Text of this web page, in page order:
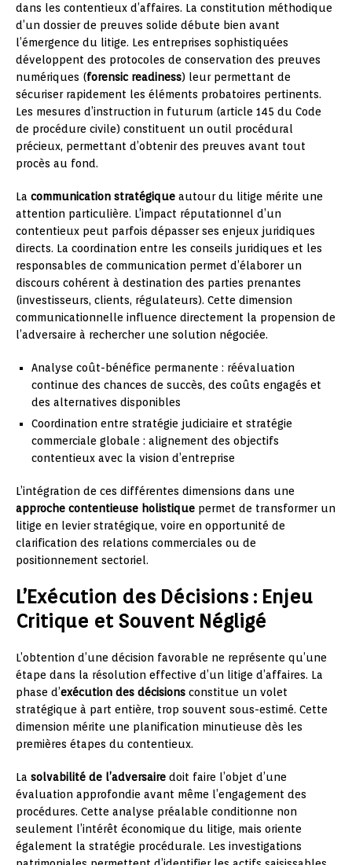
dans les contentieux d’affaires. La constitution méthodique
d’un dossier de preuves solide débute bien avant
l’émergence du litige. Les entreprises sophistiquées
développent des protocoles de conservation des preuves
numériques (forensic readiness) leur permettant de
sécuriser rapidement les éléments probatoires pertinents.
Les mesures d’instruction in futurum (article 145 du Code
de procédure civile) constituent un outil procédural
précieux, permettant d’obtenir des preuves avant tout
procès au fond.
La communication stratégique autour du litige mérite une
attention particulière. L’impact réputationnel d’un
contentieux peut parfois dépasser ses enjeux juridiques
directs. La coordination entre les conseils juridiques et les
responsables de communication permet d’élaborer un
discours cohérent à destination des parties prenantes
(investisseurs, clients, régulateurs). Cette dimension
communicationnelle influence directement la propension de
l’adversaire à rechercher une solution négociée.
Analyse coût-bénéfice permanente : réévaluation
continue des chances de succès, des coûts engagés et
des alternatives disponibles
Coordination entre stratégie judiciaire et stratégie
commerciale globale : alignement des objectifs
contentieux avec la vision d’entreprise
L’intégration de ces différentes dimensions dans une
approche contentieuse holistique permet de transformer un
litige en levier stratégique, voire en opportunité de
clarification des relations commerciales ou de
positionnement sectoriel.
L’Exécution des Décisions : Enjeu
Critique et Souvent Négligé
L’obtention d’une décision favorable ne représente qu’une
étape dans la résolution effective d’un litige d’affaires. La
phase d’exécution des décisions constitue un volet
stratégique à part entière, trop souvent sous-estimé. Cette
dimension mérite une planification minutieuse dès les
premières étapes du contentieux.
La solvabilité de l’adversaire doit faire l’objet d’une
évaluation approfondie avant même l’engagement des
procédures. Cette analyse préalable conditionne non
seulement l’intérêt économique du litige, mais oriente
également la stratégie procédurale. Les investigations